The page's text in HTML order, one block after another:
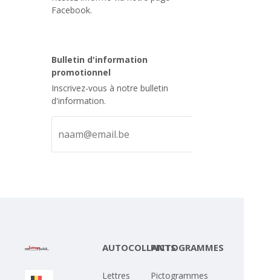
Facebook.
Bulletin d'information
promotionnel
Inscrivez-vous à notre bulletin
d'information.
AUTOCOLLANTS
Lettres
PICTOGRAMMES
Pictogrammes